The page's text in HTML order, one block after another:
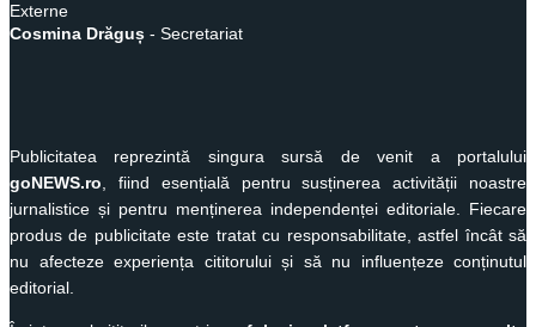
Externe
Cosmina Drăguș - Secretariat
Publicitatea reprezintă singura sursă de venit a portalului
goNEWS.ro, fiind esențială pentru susținerea activității noastre
jurnalistice și pentru menținerea independenței editoriale. Fiecare
produs de publicitate este tratat cu responsabilitate, astfel încât să
nu afecteze experiența cititorului și să nu influențeze conținutul
editorial.